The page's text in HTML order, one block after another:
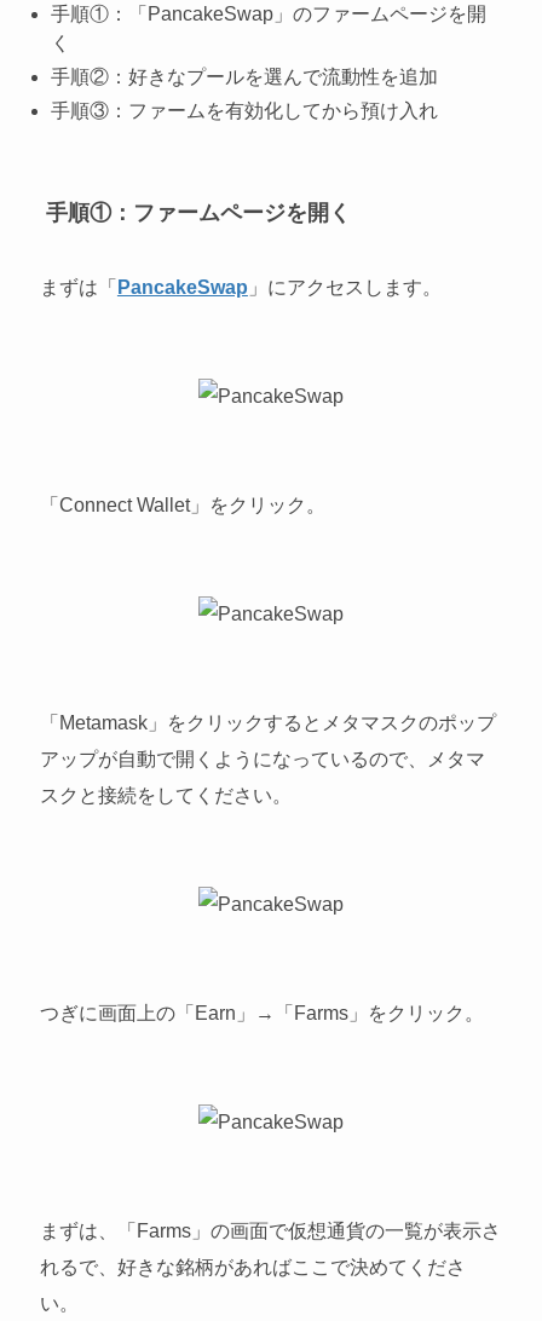
手順①：「PancakeSwap」のファームページを開
く
手順②：好きなプールを選んで流動性を追加
手順③：ファームを有効化してから預け入れ
手順①：ファームページを開く
まずは「 PancakeSwap 」にアクセスします。
「Connect Wallet」をクリック。
「Metamask」をクリックするとメタマスクのポップ
アップが自動で開くようになっているので、メタマ
スクと接続をしてください。
つぎに画面上の「Earn」→「Farms」をクリック。
まずは、「Farms」の画面で仮想通貨の一覧が表示さ
れるで、好きな銘柄があればここで決めてくださ
い。